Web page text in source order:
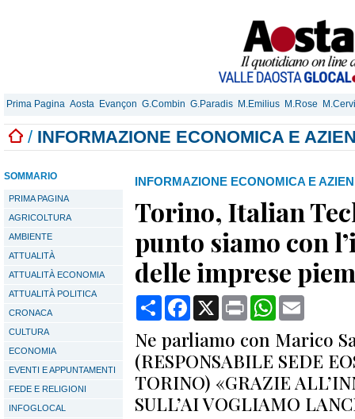
Prima Pagina Aosta Evançon G.Combin G.Paradis M.Emilius M.Rose
/ INFORMAZIONE ECONOMICA E
SOMMARIO
PRIMA PAGINA
AGRICOLTURA
AMBIENTE
ATTUALITÀ
ATTUALITÀ ECONOMIA
ATTUALITÀ POLITICA
CRONACA
CULTURA
ECONOMIA
EVENTI E APPUNTAMENTI
FEDE E RELIGIONI
INFOGLOCAL
INFORMAZIONE ECONOMICA E
Torino, Italian
punto siamo con
delle imprese
CondividiFacebook
X Print WhatsApp
Ne parliamo con Marico
(RESPONSABILE SEDE
TORINO) «GRAZIE
SULL’AI VOGLIAMO